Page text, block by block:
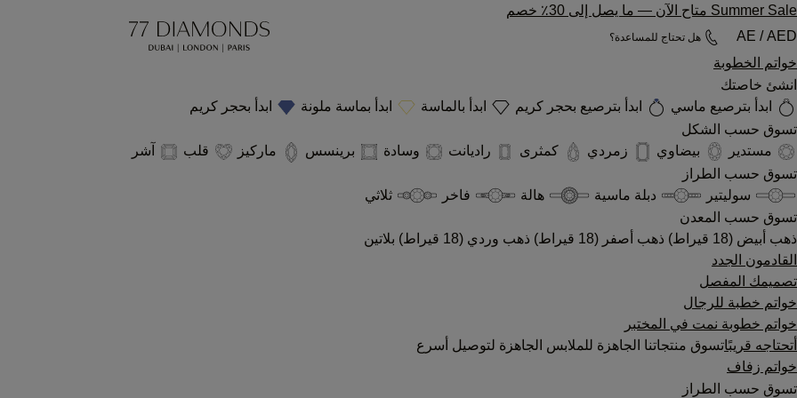
Summer Sale متاح الآن — ما يصل إلى 30٪ خصم
AE / AED
هل تحتاج للمساعدة؟
خواتم الخطوبة
انشئ خاصتك
ابدأ بترصيع ماسي
ابدأ بترصيع بحجر كريم ابدأ بالماسة ابدأ بماسة ملونة
ابدأ بحجر كريم
تسوق حسب الشكل
مستدير
بيضاوي زمردي كمثرى راديانت وسادة برينسس ماركيز قلب
آشر
تسوق حسب الطراز
سوليتير
دبلة ماسية هالة فاخر
ثلاثي
تسوق حسب المعدن
ذهب أبيض (18 قيراط)
ذهب أصفر (18 قيراط) ذهب وردي (18 قيراط)
بلاتين
القادمون الجدد
تصميمك المفصل
خواتم خطبة للرجال
خواتم خطوبة نمت في المختبر
أتحتاجه قريبًاتسوق منتجاتنا الجاهزة للملابس الجاهزة لتوصيل أسرع
خواتم زفاف
تسوق حسب الطراز